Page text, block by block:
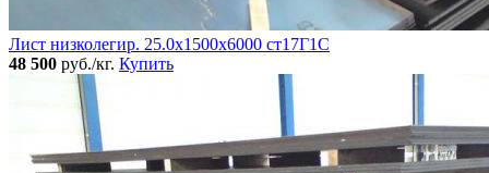
Лист низколегир. 25.0х1500х6000 ст17Г1С
48 500 руб./кг. Купить